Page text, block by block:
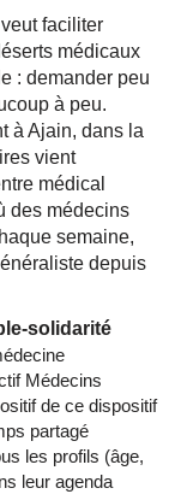
faciliter
médicaux
: demander peu
à peu.
à Ajain, dans la
vient
médical
des médecins
semaine,
depuis
solidarité
Médecins
de ce dispositif
partagé
les profils (âge,
leur agenda